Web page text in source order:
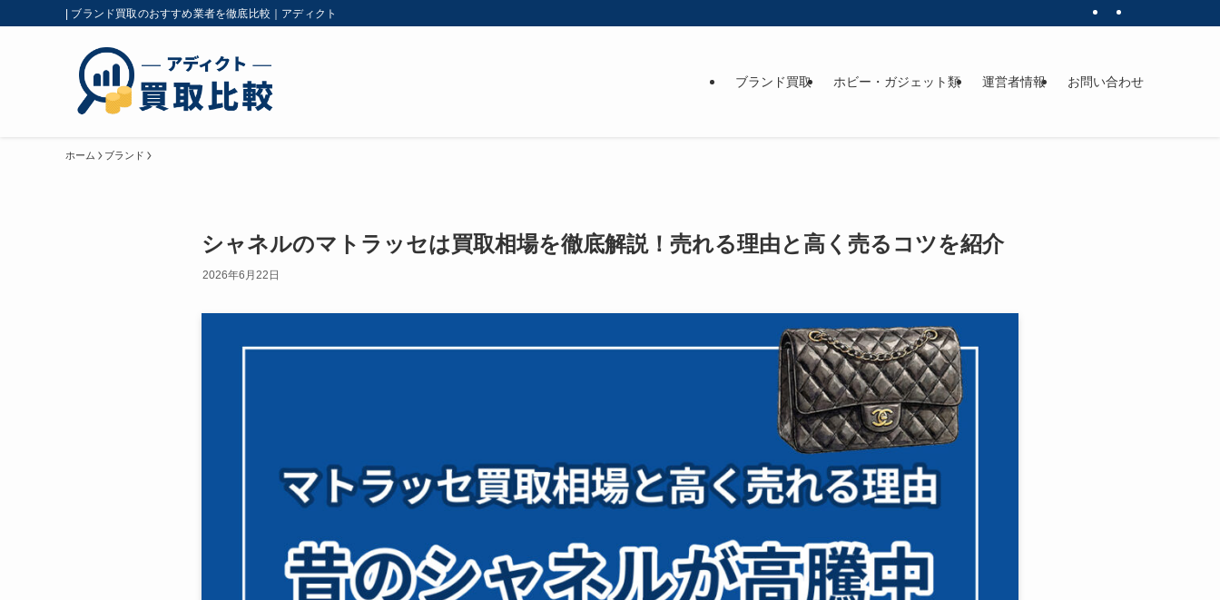
| ブランド買取のおすすめ業者を徹底比較｜アディクト
ブランド買取 ホビー・ガジェット類 運営者情報 お問い合わせ
ホーム ブランド
シャネルのマトラッセは買取相場を徹底解説！売れる理由と高く売るコツを紹介
2026年6月22日